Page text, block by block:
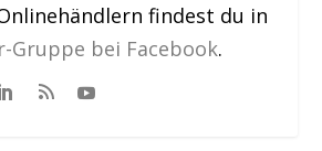
findest du in
bei Facebook.